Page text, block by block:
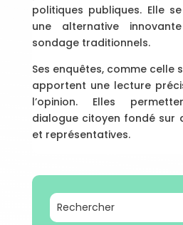
politiques publiques. Elle
une alternative
sondage traditionnels.
Ses enquêtes, comme celle
apportent une lecture
l’opinion. Elles
dialogue citoyen fondé sur
et représentatives.